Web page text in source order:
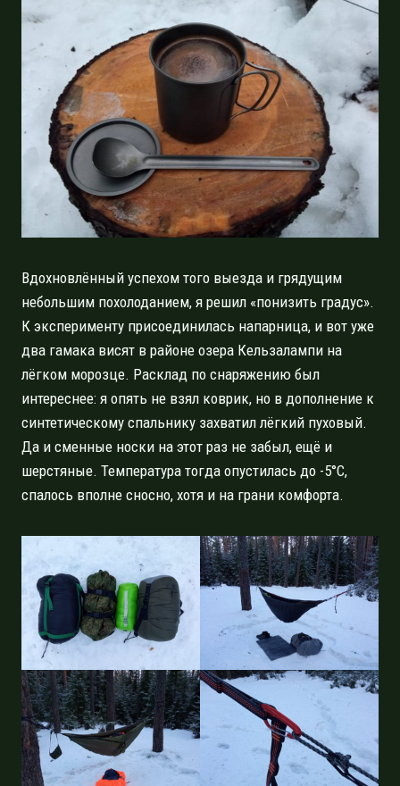
Вдохновлённый успехом того выезда и грядущим
небольшим похолоданием, я решил «понизить градус».
К эксперименту присоединилась напарница, и вот уже
два гамака висят в районе озера Кельзалампи на
лёгком морозце. Расклад по снаряжению был
интереснее: я опять не взял коврик, но в дополнение к
синтетическому спальнику захватил лёгкий пуховый.
Да и сменные носки на этот раз не забыл, ещё и
шерстяные. Температура тогда опустилась до -5°C,
спалось вполне сносно, хотя и на грани комфорта.